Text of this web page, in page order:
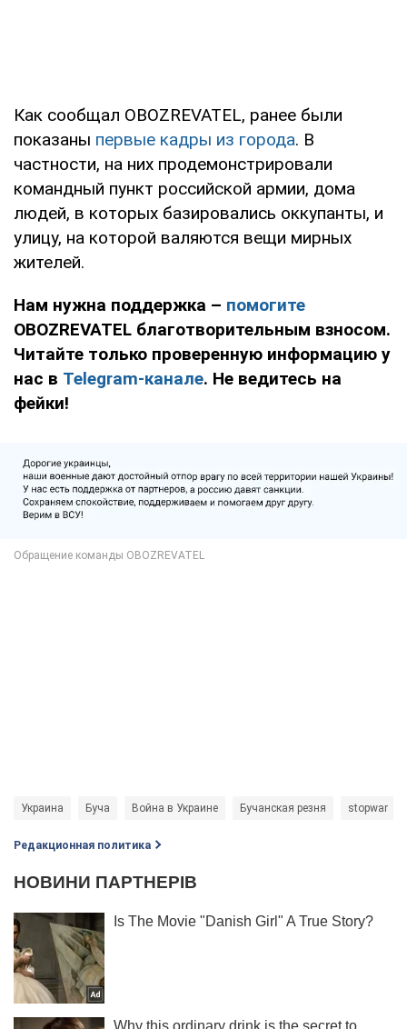
Как сообщал OBOZREVATEL, ранее были
показаны первые кадры из города. В
частности, на них продемонстрировали
командный пункт российской армии, дома
людей, в которых базировались оккупанты, и
улицу, на которой валяются вещи мирных
жителей.
Нам нужна поддержка – помогите
OBOZREVATEL благотворительным взносом.
Читайте только проверенную информацию у
нас в Telegram-канале. Не ведитесь на
фейки!
Украина Буча Война в Украине Бучанская резня stopwar
Редакционная политика